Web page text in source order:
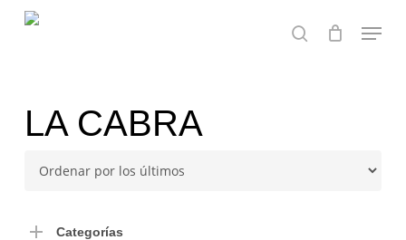
Skip
search
Menu
LA CABRA
Categorías